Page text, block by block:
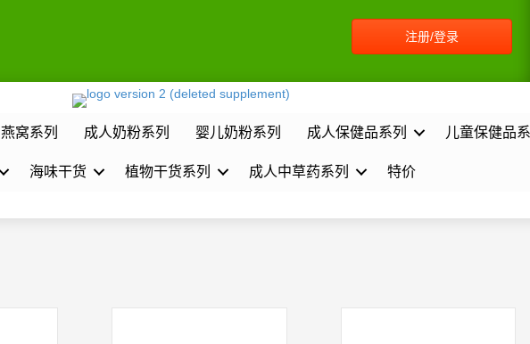
注册/登录
燕窝系列 成人奶粉系列 婴儿奶粉系列 成人保健品系列 儿童保健品
海味干货 植物干货系列 成人中草药系列 特价